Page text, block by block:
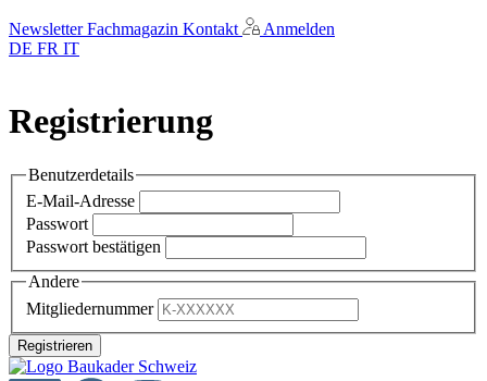
NewsletterFachmagazin Kontakt
Anmelden
DE FR IT
Registrierung
Benutzerdetails
E-Mail-Adresse
Passwort
Passwort bestätigen
Andere
Mitgliedernummer